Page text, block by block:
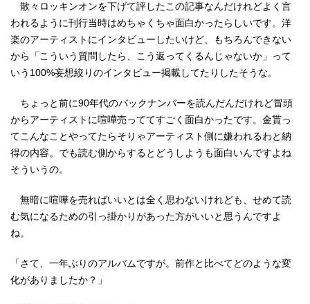
散々ロッキンオンを下げて評したこの記事なんだけれどよく言
われるように刊行当時はめちゃくちゃ面白かったらしいです。洋
楽のアーティストにインタビューしたいけど、もちろんできない
から「こういう質問したら、こう返ってくるんじゃないか」って
いう100%妄想絞りのインタビュー掲載してたりしたそうな。
ちょっと前に90年代のバックナンバーを読んだんだけれど冒頭
からアーティストに喧嘩売っててすごく面白かったです。金貰っ
てこんなことやってたらそりゃアーティスト側に嫌われるわと納
得の内容。でも読む側からするとどうしようも面白いんですよね
そういうの。
無暗に喧嘩を売ればいいとは全く思わないけれども、せめて読
む気になるための引っ掛かりがあった方がいいと思うんですよ
ね。
「さて、一年ぶりのアルバムですが。前作と比べてどのような変
化がありましたか？」